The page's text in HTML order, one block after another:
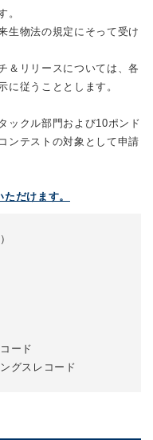
。
生物法の規定にそって受け
＆リリースについては、各
に従うこととします。
ックル部門および10ポンド
ンテストの対象として申請
だけます。
ード
グスレコード